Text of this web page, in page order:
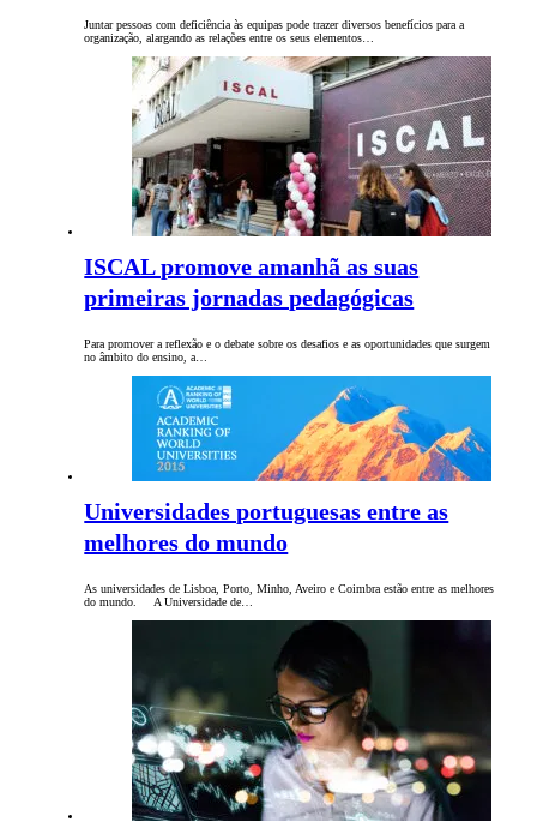
Juntar pessoas com deficiência às equipas pode trazer diversos benefícios para a
organização, alargando as relações entre os seus elementos…
ISCAL promove amanhã as suas
primeiras jornadas pedagógicas
Para promover a reflexão e o debate sobre os desafios e as oportunidades que surgem
no âmbito do ensino, a…
Universidades portuguesas entre as
melhores do mundo
As universidades de Lisboa, Porto, Minho, Aveiro e Coimbra estão entre as melhores
do mundo. A Universidade de…